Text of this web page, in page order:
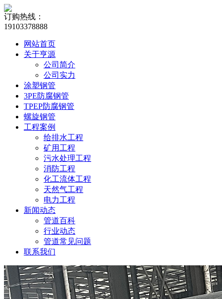
订购热线：
19103378888
网站首页
关于亨源
公司简介
公司实力
涂塑钢管
3PE防腐钢管
TPEP防腐钢管
螺旋钢管
工程案例
给排水工程
矿用工程
污水处理工程
消防工程
化工流体工程
天然气工程
电力工程
新闻动态
管道百科
行业动态
管道常见问题
联系我们